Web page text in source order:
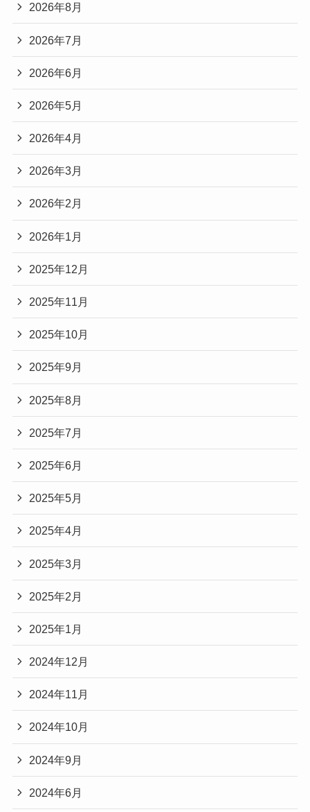
2026年8月
2026年7月
2026年6月
2026年5月
2026年4月
2026年3月
2026年2月
2026年1月
2025年12月
2025年11月
2025年10月
2025年9月
2025年8月
2025年7月
2025年6月
2025年5月
2025年4月
2025年3月
2025年2月
2025年1月
2024年12月
2024年11月
2024年10月
2024年9月
2024年6月